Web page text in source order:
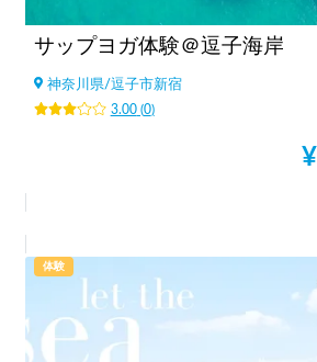
サップヨガ体験＠逗子海岸
神奈川県/逗子市新宿
3.00(0)
¥
体験